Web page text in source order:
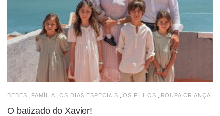
BEBÉS FAMÍLIA OS DIAS ESPECIAIS OS FILHOS ROUPA CRIANÇA
O batizado do Xavier!